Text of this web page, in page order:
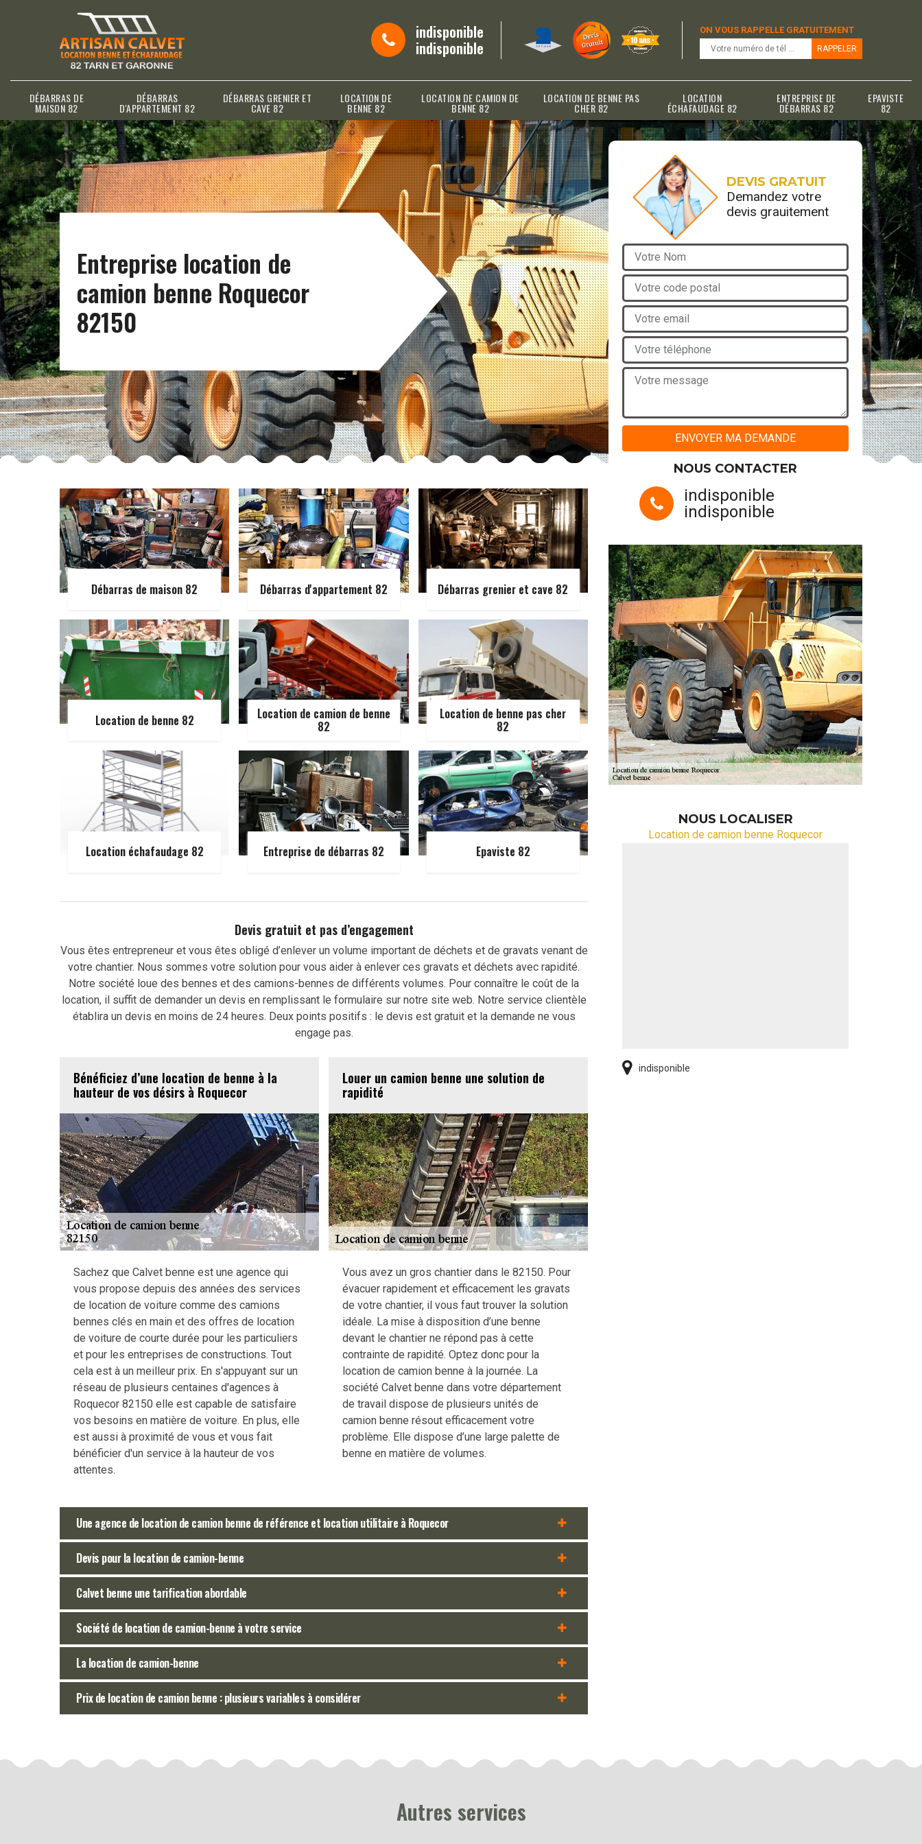
indisponible
indisponible
ON VOUS RAPPELLE GRATUITEMENT
DÉBARRAS DE
MAISON 82
DÉBARRAS
D'APPARTEMENT 82
DÉBARRAS GRENIER ET
CAVE 82
LOCATION DE
BENNE 82
LOCATION DE CAMION DE
BENNE 82
LOCATION DE BENNE PAS
CHER 82
LOCATION
ÉCHAFAUDAGE 82
ENTREPRISE DE
DÉBARRAS 82
EPAVISTE
82
Entreprise location de
camion benne Roquecor
82150
Débarras de maison 82 Débarras d'appartement 82 Débarras grenier et cave 82
Location de benne 82 Location de camion de benne
82
Location de benne pas cher
82
Location échafaudage 82 Entreprise de débarras 82 Epaviste 82
Devis gratuit et pas d’engagement
Vous êtes entrepreneur et vous êtes obligé d’enlever un volume important de déchets et de gravats venant de
votre chantier. Nous sommes votre solution pour vous aider à enlever ces gravats et déchets avec rapidité.
Notre société loue des bennes et des camions-bennes de différents volumes. Pour connaître le coût de la
location, il suffit de demander un devis en remplissant le formulaire sur notre site web. Notre service clientèle
établira un devis en moins de 24 heures. Deux points positifs : le devis est gratuit et la demande ne vous
engage pas.
Bénéficiez d’une location de benne à la
hauteur de vos désirs à Roquecor
Sachez que Calvet benne est une agence qui
vous propose depuis des années des services
de location de voiture comme des camions
bennes clés en main et des offres de location
de voiture de courte durée pour les particuliers
et pour les entreprises de constructions. Tout
cela est à un meilleur prix. En s'appuyant sur un
réseau de plusieurs centaines d'agences à
Roquecor 82150 elle est capable de satisfaire
vos besoins en matière de voiture. En plus, elle
est aussi à proximité de vous et vous fait
bénéficier d'un service à la hauteur de vos
attentes.
Louer un camion benne une solution de
rapidité
Vous avez un gros chantier dans le 82150. Pour
évacuer rapidement et efficacement les gravats
de votre chantier, il vous faut trouver la solution
idéale. La mise à disposition d’une benne
devant le chantier ne répond pas à cette
contrainte de rapidité. Optez donc pour la
location de camion benne à la journée. La
société Calvet benne dans votre département
de travail dispose de plusieurs unités de
camion benne résout efficacement votre
problème. Elle dispose d’une large palette de
benne en matière de volumes.
Une agence de location de camion benne de référence et location utilitaire à Roquecor
Devis pour la location de camion-benne
Calvet benne une tarification abordable
Société de location de camion-benne à votre service
La location de camion-benne
Prix de location de camion benne : plusieurs variables à considérer
DEVIS GRATUIT
Demandez votre
devis grauitement
NOUS CONTACTER
indisponible
indisponible
NOUS LOCALISER
Location de camion benne Roquecor
indisponible
Autres services